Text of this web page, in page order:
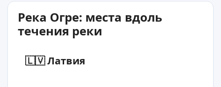
Река Огре: места вдоль
течения реки
🇱🇻 Латвия